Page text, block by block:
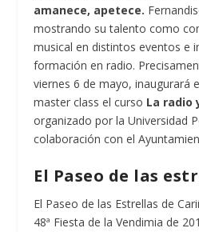
amanece, apetece.
mostrando su talento como
musical en distintos eventos e
formación en radio.
viernes 6 de mayo, inaugurará
master class el curso La radio
organizado por la Universidad
colaboración con el
El Paseo de las
El Paseo de las Estrellas de
48ª Fiesta de la Vendimia de